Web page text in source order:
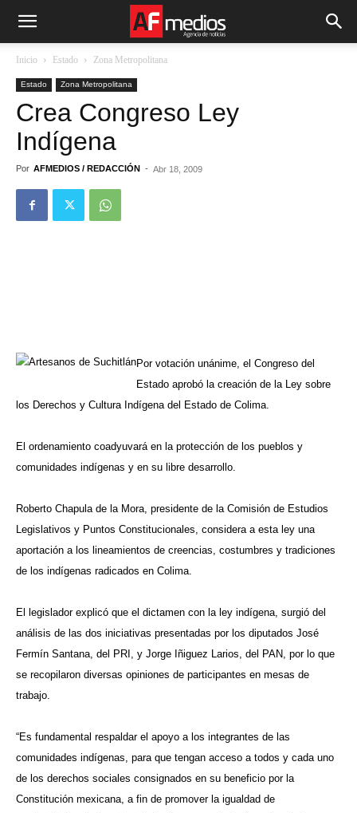
Inicio Estado Zona Metropolitana
Estado Zona Metropolitana
Crea Congreso Ley
Indígena
Por AFMEDIOS / REDACCIÓN - Abr 18, 2009
Por votación unánime, el Congreso del
Estado aprobó la creación de la Ley sobre
los Derechos y Cultura Indígena del Estado de Colima.
El ordenamiento coadyuvará en la protección de los pueblos y
comunidades indígenas y en su libre desarrollo.
Roberto Chapula de la Mora, presidente de la Comisión de Estudios
Legislativos y Puntos Constitucionales, considera a esta ley una
aportación a los lineamientos de creencias, costumbres y tradiciones
de los indígenas radicados en Colima.
El legislador explicó que el dictamen con la ley indígena, surgió del
análisis de las dos iniciativas presentadas por los diputados José
Fermín Santana, del PRI, y Jorge Iñiguez Larios, del PAN, por lo que
se recopilaron diversas opiniones de participantes en mesas de
trabajo.
“Es fundamental respaldar el apoyo a los integrantes de las
comunidades indígenas, para que tengan acceso a todos y cada uno
de los derechos sociales consignados en su beneficio por la
Constitución mexicana, a fin de promover la igualdad de